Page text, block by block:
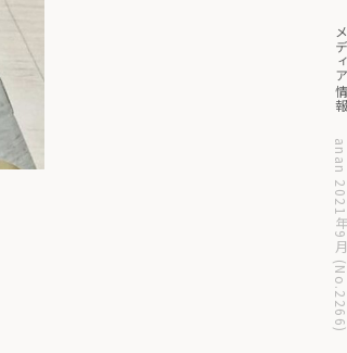
メデ
anan 2021